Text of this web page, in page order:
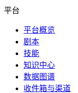
平台
平台概览
剧本
技能
知识中心
数据图谱
收件箱与渠道